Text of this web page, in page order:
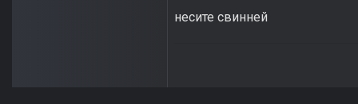
несите свинней